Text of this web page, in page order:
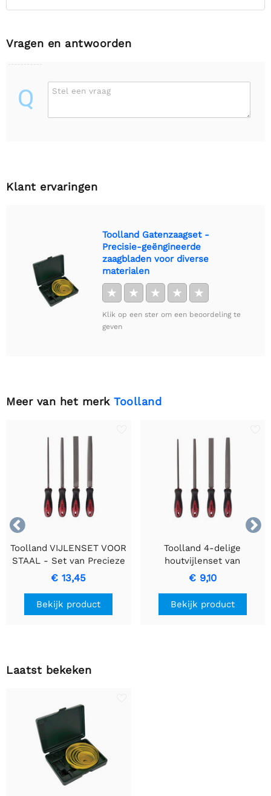
Vragen en antwoorden
Q Stel een vraag
Klant ervaringen
Toolland Gatenzaagset -
Precisie-geëngineerde
zaagbladen voor diverse
materialen
★ ★ ★ ★ ★
Klik op een ster om een beoordeling te
geven
Meer van het merk Toolland


Toolland VIJLENSET VOOR
STAAL - Set van Precieze
Metaalbewerkingsvijlen
€ 13,45
Bekijk product
Toolland 4-delige
houtvijlenset van
hoogwaardig koolstofstaal
- 20 cm
€ 9,10
Bekijk product
Laatst bekeken